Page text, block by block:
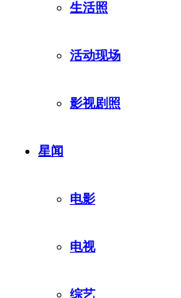
生活照
活动现场
影视剧照
星闻
电影
电视
综艺